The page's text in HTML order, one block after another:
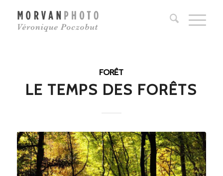
FORÊT
LE TEMPS DES FORÊTS